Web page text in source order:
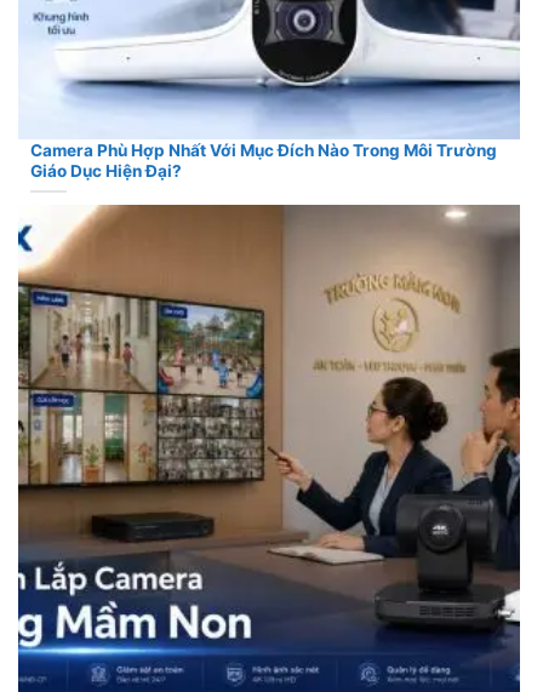
Camera Phù Hợp Nhất Với Mục Đích Nào Trong Môi Trường
Giáo Dục Hiện Đại?